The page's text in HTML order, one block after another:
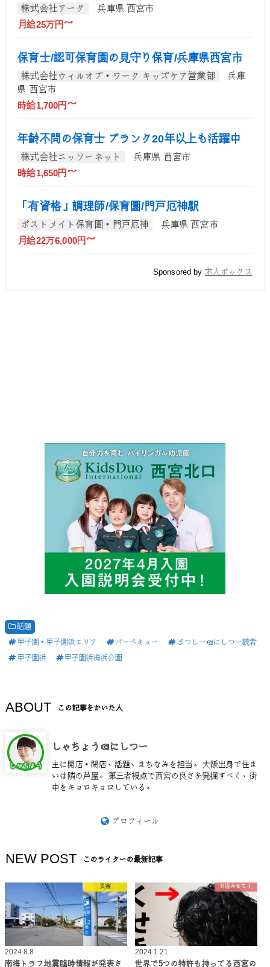
株式会社アーク
兵庫県 西宮市
月給25万円～
保育士/認可保育園の見守り保育/兵庫県西宮市
株式会社ウィルオブ・ワーク キッズケア営業部
兵庫
県 西宮市
時給1,700円～
年齢不問の保育士 ブランク20年以上も活躍中
株式会社ニッソーネット
兵庫県 西宮市
時給1,650円～
「有資格」調理師/保育園/門戸厄神駅
ポストメイト保育園・門戸厄神
兵庫県 西宮市
月給22万6,000円～
Sponsored by 求人ボックス
話題
甲子園・甲子園浜エリア
バーベキュー
まつしー＠にしつー読者
甲子園浜
甲子園浜海浜公園
ABOUT この記事をかいた人
しゃちょう＠にしつー
主に開店・閉店、話題、まちなみを担当。 大阪出身で住ま
いは隣の芦屋。 第三者視点で西宮の良さを発掘すべく、街
中をキョロキョロしている。
プロフィール
NEW POST このライターの最新記事
災害
2024.8.8
お店みせて！
2024.1.21